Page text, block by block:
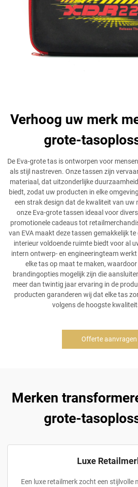
Verhoog uw merk
grote-
De Eva-grote tas is ontworpen voor
als stijl nastreven. Onze tassen zijn
materiaal, dat uitzonderlijke
biedt, zodat uw producten in elke
een strak design dat de kwaliteit van uw
onze Eva-grote tassen ideaal voor
promotionele cadeaus tot
van EVA maakt deze tassen gemakkelijk
interieur voldoende ruimte biedt voor al
intern ontwerp- en engineeringteam
elke tas op maat te maken,
brandingopties mogelijk zijn die
meer dan twintig jaar ervaring in de
producten garanderen wij dat elke tas
volgens de hoogste
Offerte aanvragen
Merken
grote-
Luxe
Een luxe retailmerk zocht een stijlvolle